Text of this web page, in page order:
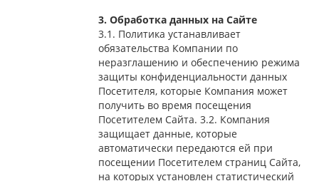
3. Обработка данных на Сайте
3.1. Политика устанавливает
обязательства Компании по
неразглашению и обеспечению режима
защиты конфиденциальности данных
Посетителя, которые Компания может
получить во время посещения
Посетителем Сайта. 3.2. Компания
защищает данные, которые
автоматически передаются ей при
посещении Посетителем страниц Сайта,
на которых установлен статистический